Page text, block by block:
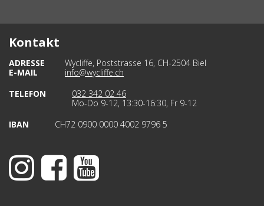
Kontakt
ADRESSE
Wycliffe, Poststrasse 16, CH-2504 Biel
E-MAIL
info@wycliffe.ch
TELEFON
032 342 02 46
Mo-Do 9-12, 13:30-16:30, Fr 9-12
IBAN
CH72 0900 0000 4002 9796 5